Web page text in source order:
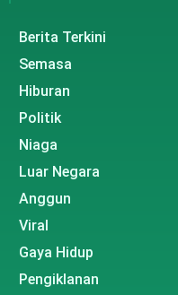
Berita Terkini
Semasa
Hiburan
Politik
Niaga
Luar Negara
Anggun
Viral
Gaya Hidup
Pengiklanan